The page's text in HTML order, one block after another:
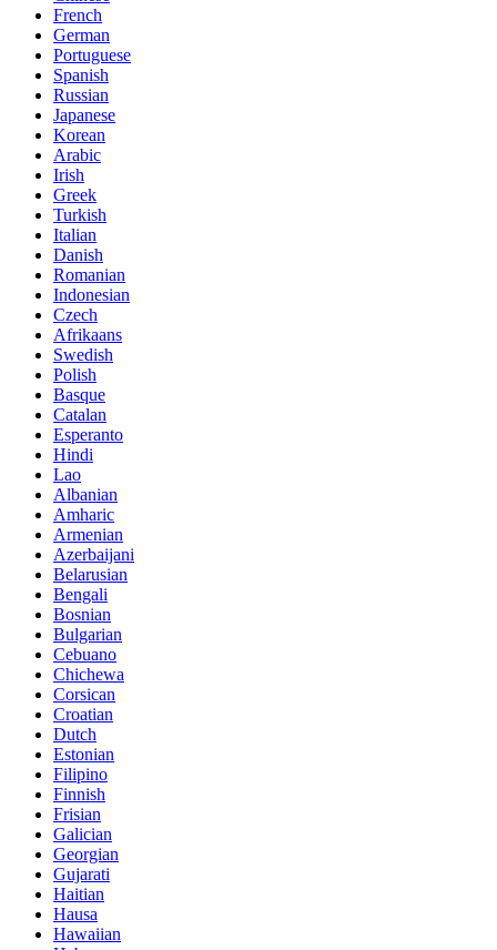
French
German
Portuguese
Spanish
Russian
Japanese
Korean
Arabic
Irish
Greek
Turkish
Italian
Danish
Romanian
Indonesian
Czech
Afrikaans
Swedish
Polish
Basque
Catalan
Esperanto
Hindi
Lao
Albanian
Amharic
Armenian
Azerbaijani
Belarusian
Bengali
Bosnian
Bulgarian
Cebuano
Chichewa
Corsican
Croatian
Dutch
Estonian
Filipino
Finnish
Frisian
Galician
Georgian
Gujarati
Haitian
Hausa
Hawaiian